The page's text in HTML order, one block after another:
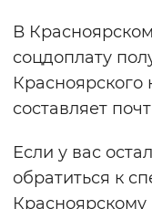
В
соцдоплату
составляет
Если у вас
обратиться к